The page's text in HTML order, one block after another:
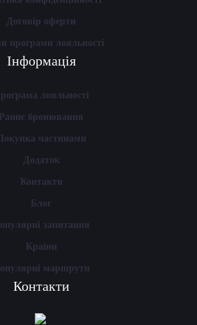
Договір оферти
програми лояльності
Інформація
лояльності
Раннє бронювання
Покупка частинами
Додаток
Контакти
Блог
запитання
Країни
маршрути
Контакти